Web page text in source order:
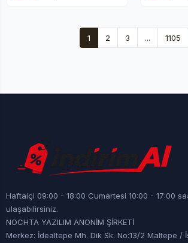
1 2 3 ... 1105
Haftaiçi 09:00 - 18:00 Cumartesi 10:00 - 17:00
ulaşabilirsiniz.
NOCHTA YAZILIM ANONİM ŞİRKETİ
Merkez: İdealtepe Mh. Dik Sk. No:13/2 Maltepe /